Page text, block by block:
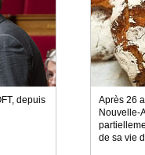
depuis
Après 26
Nouvelle-
de sa vie